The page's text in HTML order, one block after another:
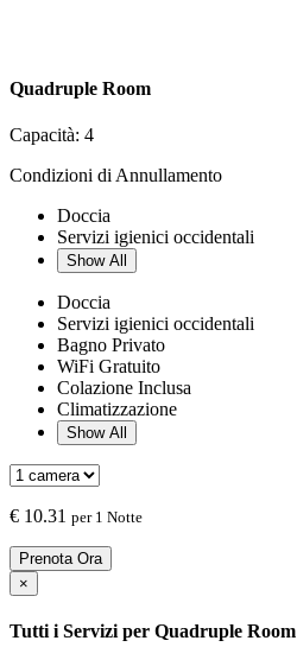
Quadruple Room
Capacità: 4
Condizioni di Annullamento
Doccia
Servizi igienici occidentali
Show All
Doccia
Servizi igienici occidentali
Bagno Privato
WiFi Gratuito
Colazione Inclusa
Climatizzazione
Show All
€ 10.31 per 1 Notte
Prenota Ora
×
Tutti i Servizi per Quadruple Room